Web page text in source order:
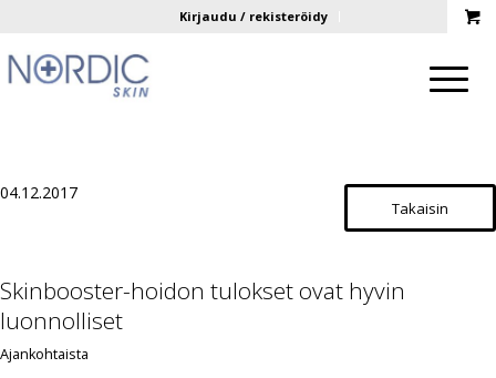
Kirjaudu / rekisteröidy
04.12.2017
Takaisin
Skinbooster-hoidon tulokset ovat hyvin
luonnolliset
Ajankohtaista